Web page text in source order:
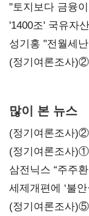
점주 울리는 '상
"토지보다 금융
목소리
'1400조' 국유자
구조혁신
성기홍 "전월세
시사
(정기여론조사
많이 본 뉴스
(정기여론조사
(정기여론조사
지지도 '50% 아
삼전닉스 “주주
보내
세제개편에 ‘불
힘들어질 것"
(정기여론조사